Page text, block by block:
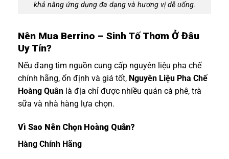
khả năng ứng dụng đa dạng và hương vị dễ uống.
Nên Mua Berrino – Sinh Tố Thơm Ở Đâu
Uy Tín?
Nếu đang tìm nguồn cung cấp nguyên liệu pha chế
chính hãng, ổn định và giá tốt, Nguyên Liệu Pha Chế
Hoàng Quân là địa chỉ được nhiều quán cà phê, trà
sữa và nhà hàng lựa chọn.
Vì Sao Nên Chọn Hoàng Quân?
Hàng Chính Hãng